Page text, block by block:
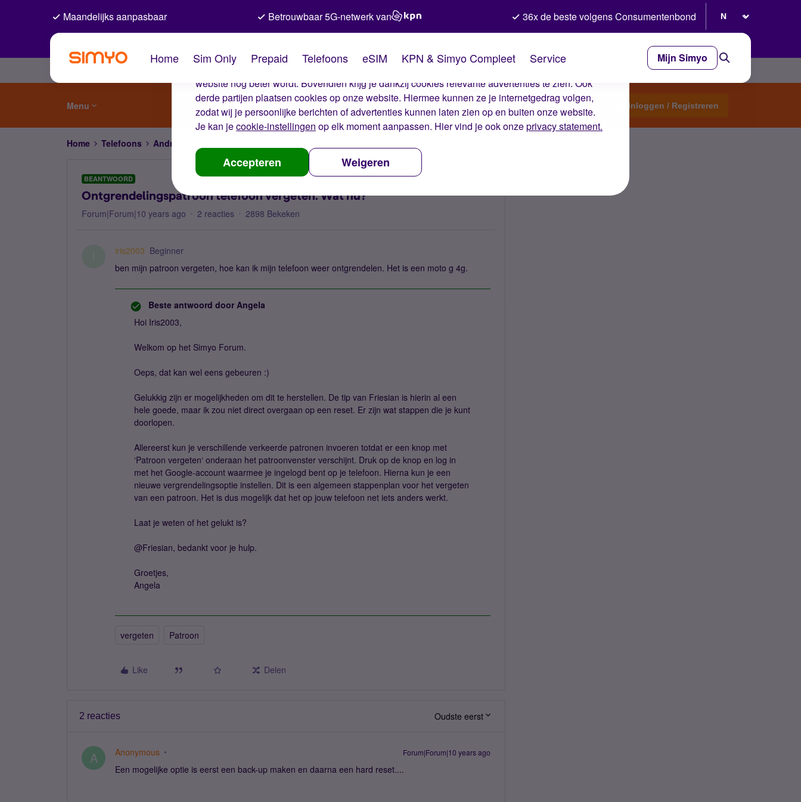
De cookies van Simyo
Wij gebruiken cookies op onze website. Met deze cookies zorgen wij ervoor dat je ervaring op de
website nog beter wordt. Bovendien krijg je dankzij cookies relevante advertenties te zien. Ook
derde partijen plaatsen cookies op onze website. Hiermee kunnen ze je internetgedrag volgen,
zodat wij je persoonlijke berichten of advertenties kunnen laten zien op en buiten onze website.
Je kan jecookie-instellingen op elk moment aanpassen. Hier vind je ook onzeprivacy statement.
Accepteren Weigeren
Maandelijks aanpasbaar Betrouwbaar 5G-netwerk van 36x de beste volgens Consumentenbond
Home Sim Only Prepaid Telefoons eSIM KPN & Simyo Compleet Service Mijn Simyo
Menu Start een topic Inloggen / Registreren
Home Telefoons Android
BEANTWOORD
Ontgrendelingspatroon telefoon vergeten. Wat nu?
Forum|Forum|10 years ago 2 reacties 2898 Bekeken
iris2003 Beginner
ben mijn patroon vergeten, hoe kan ik mijn telefoon weer ontgrendelen. Het is een moto g 4g.
Beste antwoord door Angela
Hoi Iris2003,
Welkom op het Simyo Forum.
Oeps, dat kan wel eens gebeuren :)
Gelukkig zijn er mogelijkheden om dit te herstellen. De tip van Friesian is hierin al een
hele goede, maar ik zou niet direct overgaan op een reset. Er zijn wat stappen die je kunt
doorlopen.
Allereerst kun je verschillende verkeerde patronen invoeren totdat er een knop met
‘Patroon vergeten‘ onderaan het patroonvenster verschijnt. Druk op de knop en log in
met het Google-account waarmee je ingelogd bent op je telefoon. Hierna kun je een
nieuwe vergrendelingsoptie instellen. Dit is een algemeen stappenplan voor het vergeten
van een patroon. Het is dus mogelijk dat het op jouw telefoon net iets anders werkt.
Laat je weten of het gelukt is?
@Friesian, bedankt voor je hulp.
Groetjes,
Angela
vergeten Patroon
Like Delen
2 reacties Oudste eerst
A Anonymous Forum|Forum|10 years ago
Een mogelijke optie is eerst een back-up maken en daarna een hard reset....